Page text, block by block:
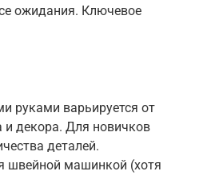
ожидания. Ключевое
руками варьируется от
и декора. Для новичков
деталей.
швейной машинкой (хотя